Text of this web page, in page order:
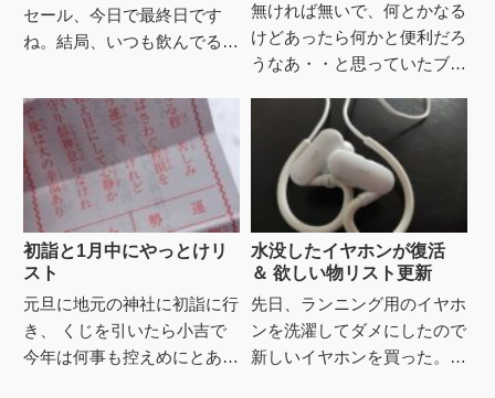
セール、今日で最終日です
ね。結局、いつも飲んでる箱
った他は洗濯洗剤を。アタッ
ク抗菌EX 部屋干し用 洗濯...
無ければ無いで、何とかなる
けどあったら何かと便利だろ
うなあ・・と思っていたブツ
ンシン/折りたたみ軽量台車
100kg荷重/CC-211...
初詣と1月中にやっとけリ
スト
元旦に地元の神社に初詣に行
き、 くじを引いたら小吉で
今年は何事も控えめにとあっ
水没したイヤホンが復活
＆ 欲しい物リスト更新
先日、ランニング用のイヤホ
ンを洗濯してダメにしたので
新しいイヤホンを買った。で